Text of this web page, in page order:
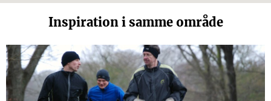
Inspiration i samme område